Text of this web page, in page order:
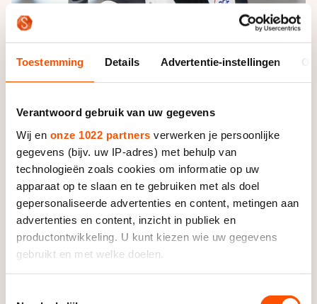
Toestemming Details Advertentie-instellingen
Verantwoord gebruik van uw gegevens
Wij en onze 1022 partners verwerken je persoonlijke
gegevens (bijv. uw IP-adres) met behulp van
technologieën zoals cookies om informatie op uw
apparaat op te slaan en te gebruiken met als doel
gepersonaliseerde advertenties en content, metingen aan
advertenties en content, inzicht in publiek en
productontwikkeling. U kunt kiezen wie uw gegevens
gebruikt en met welke doelen.
Pictures
Met zijn tweede zege in drie dagen is Zurek de
grootste uitdager van Stolz op de Olympische Spelen.
Ook De Boo genoot van de prestaties van de Pool,
die hij een sloopkogel noemde. “Ik vind het mooi te
zien dat Zurek Stolz kan verslaan, omdat ik denk dat
ik het ook kan. Dit geeft mij motivatie richting de
Spelen. In Milaan kan van alles gebeuren. Ik heb er zin